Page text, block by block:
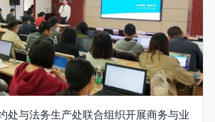
处与法务生产处联合组织开展商务与业